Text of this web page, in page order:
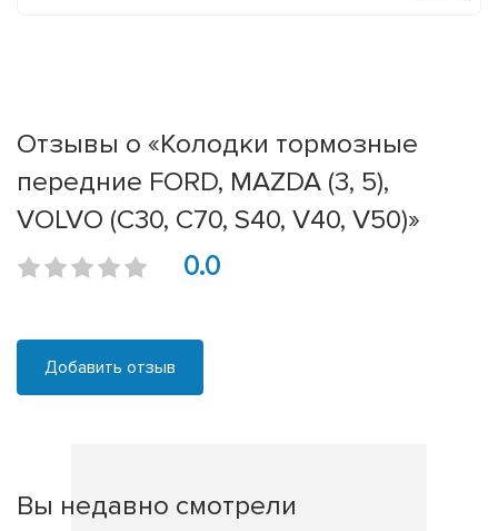
Отзывы о «Колодки тормозные
передние FORD, MAZDA (3, 5),
VOLVO (C30, C70, S40, V40, V50)»
0.0
Добавить отзыв
Вы недавно смотрели